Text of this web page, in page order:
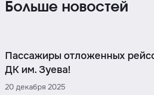
Больше новостей
Пассажиры отложенных
ДК им. Зуева!
20 декабря 2025